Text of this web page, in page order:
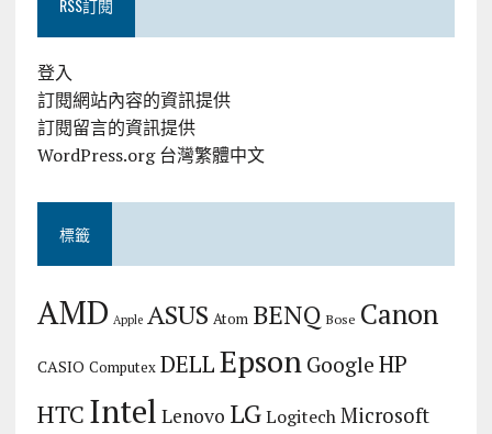
RSS訂閱
登入
訂閱網站內容的資訊提供
訂閱留言的資訊提供
WordPress.org 台灣繁體中文
標籤
AMD Apple ASUS Atom BENQ Bose Canon
CASIO Computex DELLEpson Google HP
HTC Intel Lenovo LG Logitech Microsoft